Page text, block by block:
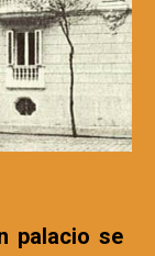
palacio se